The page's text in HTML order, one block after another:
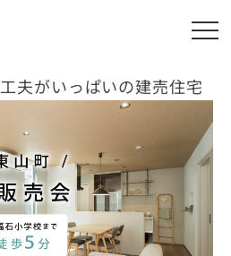
夫がいっぱいの建売住宅